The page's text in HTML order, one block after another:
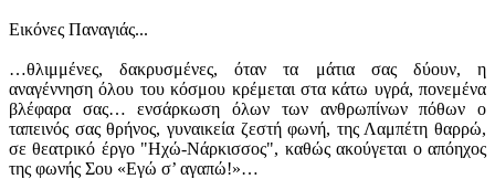
Εικόνες Παναγιάς...
…θλιμμένες, δακρυσμένες, όταν τα μάτια σας δύουν, η
αναγέννηση όλου του κόσμου κρέμεται στα κάτω υγρά, πονεμένα
βλέφαρα σας… ενσάρκωση όλων των ανθρωπίνων πόθων ο
ταπεινός σας θρήνος, γυναικεία ζεστή φωνή, της Λαμπέτη θαρρώ,
σε θεατρικό έργο "Ηχώ-Νάρκισσος", καθώς ακούγεται ο απόηχος
της φωνής Σου «Εγώ σ’ αγαπώ!»…